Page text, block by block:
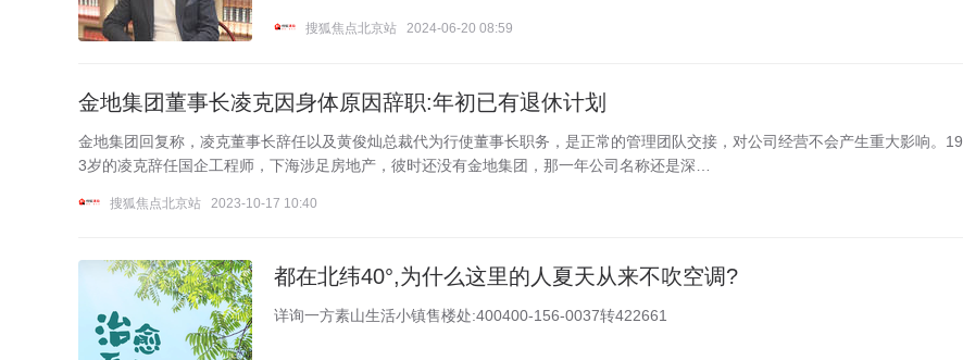
搜狐焦点北京站 2024-06-20 08:59
金地集团董事长凌克因身体原因辞职:年初已有退休计划
金地集团回复称，凌克董事长辞任以及黄俊灿总裁代为行使董事长职务，是正常的管理团队交接，对公司经营不会产生重大影响。
3岁的凌克辞任国企工程师，下海涉足房地产，彼时还没有金地集团，那一年公司名称还是深…
搜狐焦点北京站 2023-10-17 10:40
都在北纬40°,为什么这里的人夏天从来不吹空调?
详询一方素山生活小镇售楼处:400400-156-0037转422661